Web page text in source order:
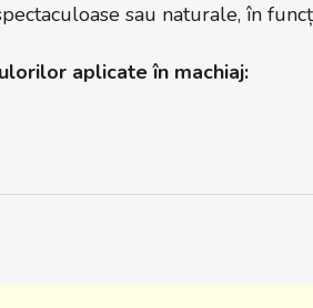
sau naturale, în
aplicate în machiaj: